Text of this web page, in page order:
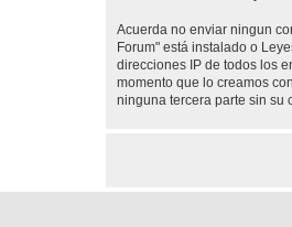
Acuerda no enviar ningun
Forum" está instalado o
direcciones IP de todos los
momento que lo creamos
ninguna tercera parte sin su